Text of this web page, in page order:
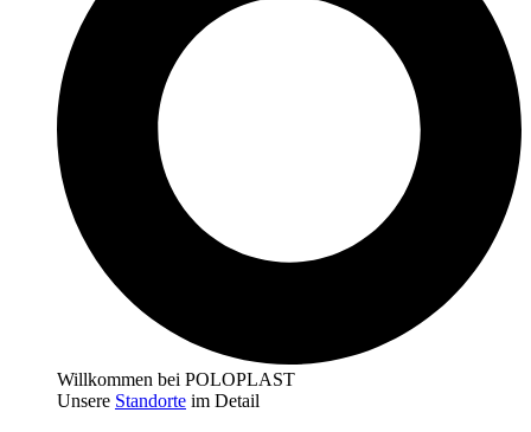
Willkommen bei POLOPLAST
Unsere Standorte im Detail